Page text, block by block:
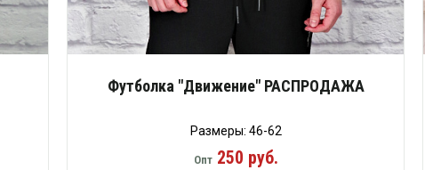
Футболка "Движение" РАСПРОДАЖА
Размеры: 46-62
Опт250 руб.